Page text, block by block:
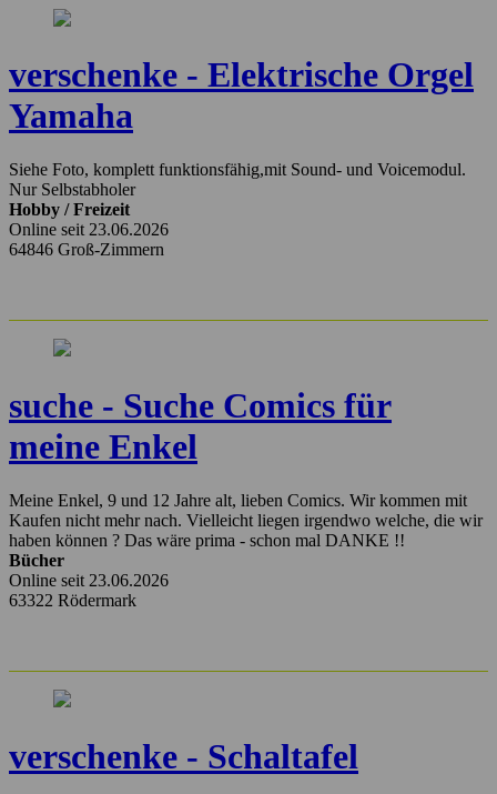
verschenke - Elektrische Orgel
Yamaha
Siehe Foto, komplett funktionsfähig,mit Sound- und Voicemodul.
Nur Selbstabholer
Hobby / Freizeit
Online seit 23.06.2026
64846 Groß-Zimmern
suche - Suche Comics für
meine Enkel
Meine Enkel, 9 und 12 Jahre alt, lieben Comics. Wir kommen mit
Kaufen nicht mehr nach. Vielleicht liegen irgendwo welche, die wir
haben können ? Das wäre prima - schon mal DANKE !!
Bücher
Online seit 23.06.2026
63322 Rödermark
verschenke - Schaltafel